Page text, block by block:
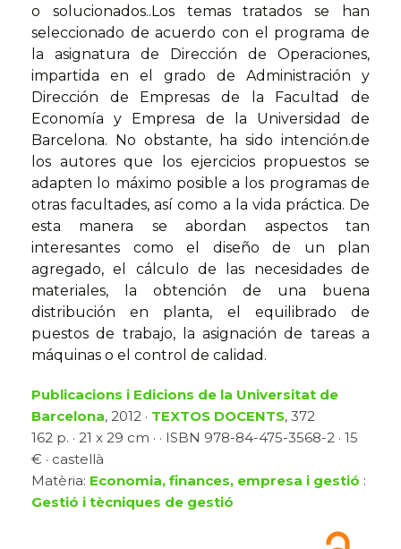
o solucionados..Los temas tratados se han
seleccionado de acuerdo con el programa de
la asignatura de Dirección de Operaciones,
impartida en el grado de Administración y
Dirección de Empresas de la Facultad de
Economía y Empresa de la Universidad de
Barcelona. No obstante, ha sido intención.de
los autores que los ejercicios propuestos se
adapten lo máximo posible a los programas de
otras facultades, así como a la vida práctica. De
esta manera se abordan aspectos tan
interesantes como el diseño de un plan
agregado, el cálculo de las necesidades de
materiales, la obtención de una buena
distribución en planta, el equilibrado de
puestos de trabajo, la asignación de tareas a
máquinas o el control de calidad.
Publicacions i Edicions de la Universitat de
Barcelona, 2012 · TEXTOS DOCENTS, 372
162 p. · 21 x 29 cm · · ISBN 978-84-475-3568-2 · 15
€ · castellà
Matèria: Economia, finances, empresa i gestió :
Gestió i tècniques de gestió